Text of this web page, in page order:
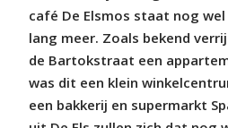
café De Elsmos staat nog
lang meer. Zoals bekend
de Bartokstraat een
was dit een klein
een bakkerij en supermarkt